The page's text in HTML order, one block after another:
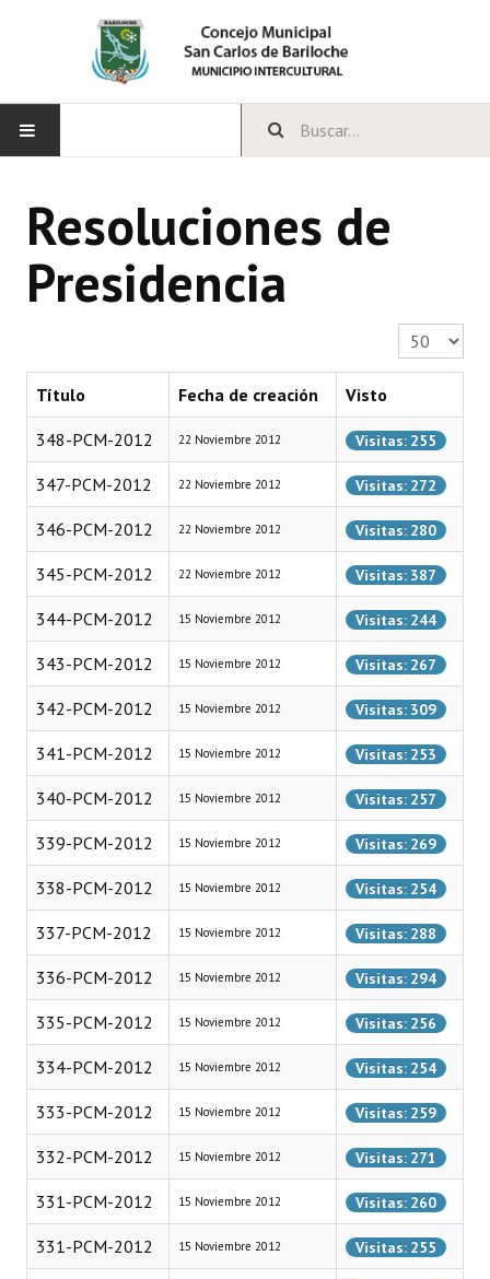
CONCEJO
Bloques Políticos
Comisiones Permanentes
Comisiones Especiales
Concejales Mandato Cumplido
Programas
Constitución Nacional
Constitución Provincial
Carta Orgánica 2007
Reglamento Interno
Digesto
Organigrama
DOCUMENTOS
Informes de Gestión
Proyectos Presentados
Dictámenes Asesoría Letrada
Actas de Sesión
Informes de Unidad Coordinadora
Ejecución Presupuestaria
Actas de Audiencias Públicas
NORMATIVA
Resoluciones de
Presidencia
Cantidad a
Título Fecha de creación Visto
348-PCM-2012 22 Noviembre 2012 Visitas: 255
347-PCM-2012 22 Noviembre 2012 Visitas: 272
346-PCM-2012 22 Noviembre 2012 Visitas: 280
345-PCM-2012 22 Noviembre 2012 Visitas: 387
344-PCM-2012 15 Noviembre 2012 Visitas: 244
343-PCM-2012 15 Noviembre 2012 Visitas: 267
342-PCM-2012 15 Noviembre 2012 Visitas: 309
341-PCM-2012 15 Noviembre 2012 Visitas: 253
340-PCM-2012 15 Noviembre 2012 Visitas: 257
339-PCM-2012 15 Noviembre 2012 Visitas: 269
338-PCM-2012 15 Noviembre 2012 Visitas: 254
337-PCM-2012 15 Noviembre 2012 Visitas: 288
336-PCM-2012 15 Noviembre 2012 Visitas: 294
335-PCM-2012 15 Noviembre 2012 Visitas: 256
334-PCM-2012 15 Noviembre 2012 Visitas: 254
333-PCM-2012 15 Noviembre 2012 Visitas: 259
332-PCM-2012 15 Noviembre 2012 Visitas: 271
331-PCM-2012 15 Noviembre 2012 Visitas: 260
331-PCM-2012 15 Noviembre 2012 Visitas: 255